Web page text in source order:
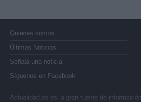
Quienes somos
Últimas Noticias
Señala una noticia
Síguenos en Facebook
Actualidad.es es la gran fuente de